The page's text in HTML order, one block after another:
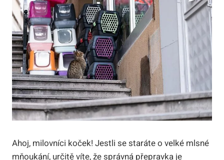
Ahoj, milovníci koček! Jestli se staráte o velké mlsné
mňoukání, určitě víte, že správná přepravka je